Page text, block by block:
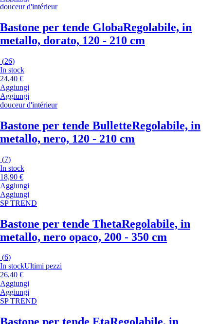
douceur d'intérieur
Bastone per tende GlobaRegolabile, in
metallo, dorato, 120 - 210 cm
(26)
In stock
24,40 €
Aggiungi
Aggiungi
douceur d'intérieur
Bastone per tende BulletteRegolabile, in
metallo, nero, 120 - 210 cm
(7)
In stock
18,90 €
Aggiungi
Aggiungi
SP TREND
Bastone per tende ThetaRegolabile, in
metallo, nero opaco, 200 - 350 cm
(6)
In stockUltimi pezzi
26,40 €
Aggiungi
Aggiungi
SP TREND